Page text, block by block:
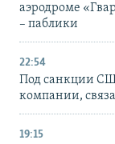
аэродроме
– паблики
22:54
Под санкции
компании,
19:15